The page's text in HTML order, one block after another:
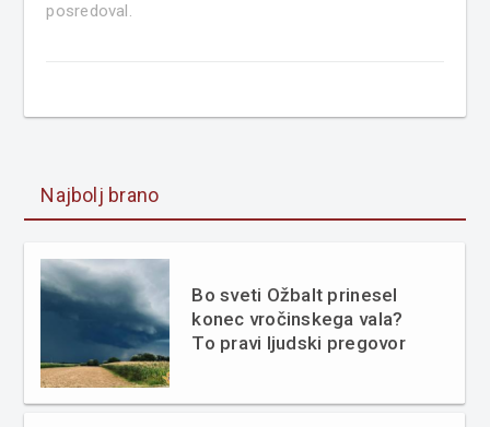
posredoval.
Najbolj brano
Bo sveti Ožbalt prinesel
konec vročinskega vala?
To pravi ljudski pregovor